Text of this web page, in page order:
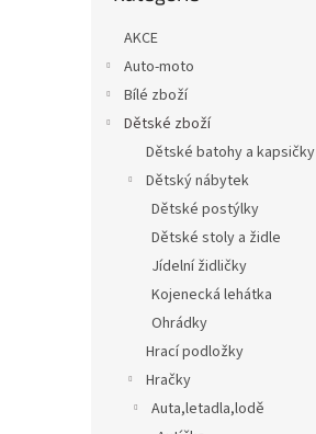
AKCE
Auto-moto
Bílé zboží
Dětské zboží
Dětské batohy a kapsičky
Dětský nábytek
Dětské postýlky
Dětské stoly a židle
Jídelní židličky
Kojenecká lehátka
Ohrádky
Hrací podložky
Hračky
Auta,letadla,lodě